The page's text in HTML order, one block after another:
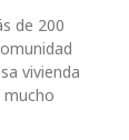
de 200
vivienda